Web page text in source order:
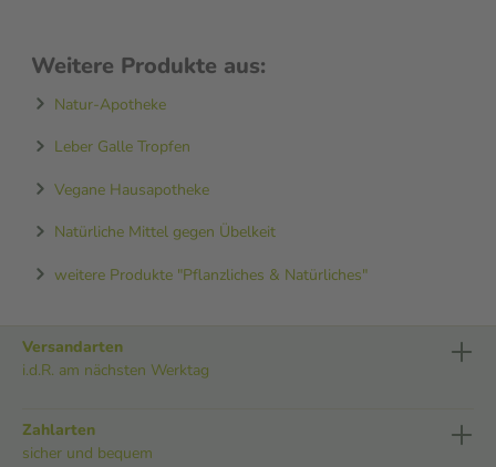
Weitere Produkte aus:
Natur-Apotheke
Leber Galle Tropfen
Vegane Hausapotheke
Natürliche Mittel gegen Übelkeit
weitere Produkte "Pflanzliches & Natürliches"
Versandarten
i.d.R. am nächsten Werktag
Zahlarten
sicher und bequem